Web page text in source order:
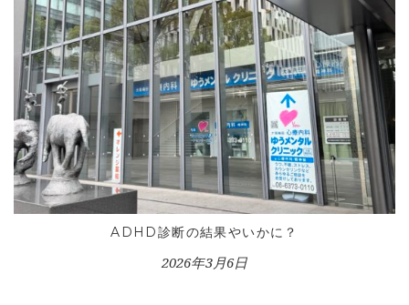
LESSON
CONTACT
ADHD診断の結果やいかに？
2026年3月6日